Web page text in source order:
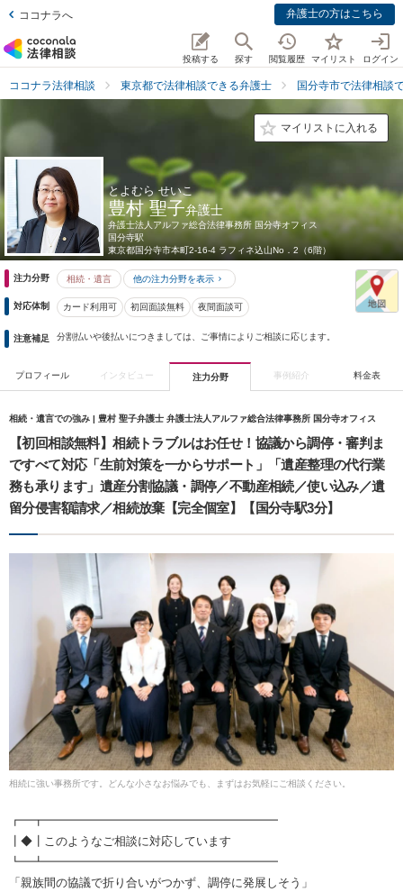
ココナラへ 弁護士の方はこちら
投稿する 探す 閲覧履歴 マイリスト ログイン
ココナラ法律相談 東京都で法律相談できる弁護士 国分寺市で法律相談
マイリストに入れる
とよむら せいこ
豊村 聖子弁護士
弁護士法人アルファ総合法律事務所 国分寺オフィス
国分寺駅
東京都国分寺市本町2-16-4 ラフィネ込山No．2（6階）
注力分野 相続・遺言 他の注力分野を表示
対応体制 カード利用可 初回面談無料 夜間面談可
注意補足 分割払いや後払いにつきましては、ご事情によりご相談に応じます。
プロフィール インタビュー 注力分野 事例紹介 料金表
相続・遺言での強み | 豊村 聖子弁護士 弁護士法人アルファ総合法律事務所 国分寺オフィス
【初回相談無料】相続トラブルはお任せ！協議から調停・審判ま
ですべて対応「生前対策を一からサポート」「遺産整理の代行業
務も承ります」遺産分割協議・調停／不動産相続／使い込み／遺
留分侵害額請求／相続放棄【完全個室】【国分寺駅3分】
相続に強い事務所です。どんな小さなお悩みでも、まずはお気軽にご相談ください。
┏━┳━━━━━━━━━━━━━━━━━━━━
┃◆┃このようなご相談に対応しています
┗━┻━━━━━━━━━━━━━━━━━━━━
「親族間の協議で折り合いがつかず、調停に発展しそう」